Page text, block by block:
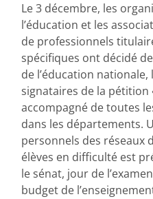
Le 3 décembre, les
l’éducation et les
de professionnels
spécifiques ont décidé
de l’éducation
signataires de la pétition
accompagné de toutes
dans les départements.
personnels des réseaux
élèves en difficulté est
le sénat, jour de
budget de